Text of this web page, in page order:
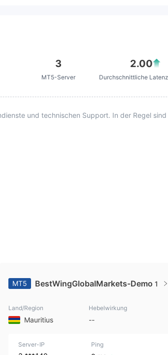
3
MT5-Server
2.00
Durchschnittliche
und technischen Support. In der Regel
MT5 BestWingGlobalMarkets-Demo 1
Land/Region
Mauritius
Hebelwirkung
--
Server-IP Ping